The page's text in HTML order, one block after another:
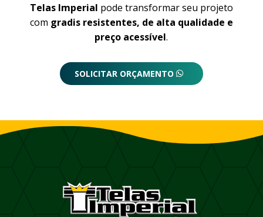
Telas Imperial pode transformar seu projeto
com gradis resistentes, de alta qualidade e
preço acessível.
SOLICITAR ORÇAMENTO